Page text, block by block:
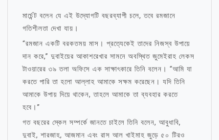
মার্চেন্ট বলেন যে এই উদ্যোগটি বছরব্যাপী চলে, তবে রমজানে
গতিশীলতা দেখা যায়।
“রমজান একটি বরকতময় মাস। প্রত্যেকেই তাদের নিজস্ব উপায়ে
দান করে,” দুবাইয়ের আকাশরেখার সামনে অবস্থিত জুমেইরাহ লেকস
টাওয়ারের ৩৯ তলা অফিসে এক সাক্ষাৎকারে তিনি বলেন। “আমি যা
করতে পারি তা হলো আল্লাহ আমাকে সক্ষম করেছেন। যদি তিনি
আমাকে উপায় দিয়ে থাকেন, তাহলে আমাকে তা ব্যবহার করতে
হবে।”
গত বছরের স্কেল সম্পর্কে জানতে চাইলে তিনি বলেন, আবুধাবি,
দুবাই, শারজাহ, আজমান এবং রাস আল খাইমাহ জুড়ে ৫০ টিরও